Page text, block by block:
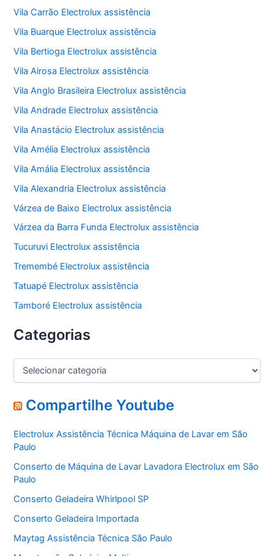
Vila Carrão Electrolux assistência
Vila Buarque Electrolux assistência
Vila Bertioga Electrolux assistência
Vila Airosa Electrolux assistência
Vila Anglo Brasileira Electrolux assistência
Vila Andrade Electrolux assistência
Vila Anastácio Electrolux assistência
Vila Amélia Electrolux assistência
Vila Amália Electrolux assistência
Vila Alexandria Electrolux assistência
Várzea de Baixo Electrolux assistência
Várzea da Barra Funda Electrolux assistência
Tucuruvi Electrolux assistência
Tremembé Electrolux assistência
Tatuapé Electrolux assistência
Tamboré Electrolux assistência
Categorias
C
e
g
r
i
a
s
Compartilhe Youtube
Electrolux Assistência Técnica Máquina de Lavar em São
Paulo
Conserto de Máquina de Lavar Lavadora Electrolux em São
Paulo
Conserto Geladeira Whirlpool SP
Conserto Geladeira Importada
Maytag Assistência Técnica São Paulo